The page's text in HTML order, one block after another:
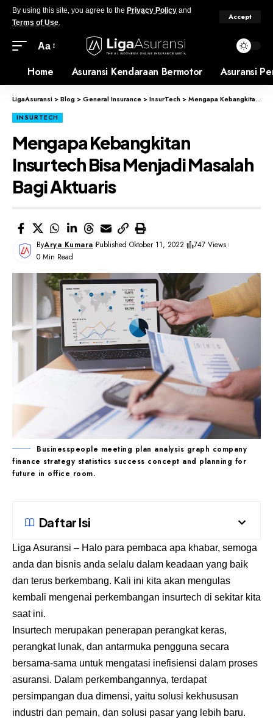
By using this site, you agree to the Privacy Policy and
Terms of Use.
Accept
Aa
Home Asuransi Kendaraan Bermotor Asuransi
LigaAsuransi >Blog >General Insurance >InsurTech >Mengapa Kebangkitan Insurtech Bisa Menjadi Masalah Bagi Aktuaris
INSURTECH
Mengapa Kebangkitan
Insurtech Bisa Menjadi Masalah
Bagi Aktuaris
ByArya Kumara Published Oktober 11, 2022
747 Views
0 Min Read
Businesspeople meeting plan analysis graph company
finance strategy statistics success concept and planning for
future in office room.
Daftar Isi
Liga Asuransi – Halo para pembaca apa khabar, semoga
anda dan bisnis anda selalu dalam keadaan yang baik
dan terus berkembang. Kali ini kita akan mengulas
kembali mengenai perkembangan insurtech di sekitar kita
saat ini.
Insurtech merupakan penerapan perangkat keras,
perangkat lunak, dan antarmuka pengguna secara
bersama-sama untuk mengatasi inefisiensi dalam proses
asuransi. Dalam perkembangannya, terdapat
persimpangan dua dimensi, yaitu solusi kekhususan
industri dan pemain, dan solusi pasar yang lebih baru.